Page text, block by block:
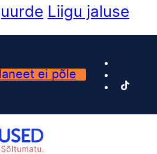
Liigu jaluse
ei põle